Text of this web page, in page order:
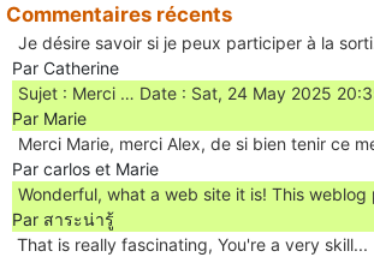
Commentaires récents
Je désire savoir si je peux participer à la
Par Catherine
Sujet : Merci … Date : Sat, 24 May 2025
Par Marie
Merci Marie, merci Alex, de si bien tenir ce
Par carlos et Marie
Wonderful, what a web site it is! This weblog
Par สาระน่ารู้
Ꭲhat is really fascinating, You'rе a very skill...